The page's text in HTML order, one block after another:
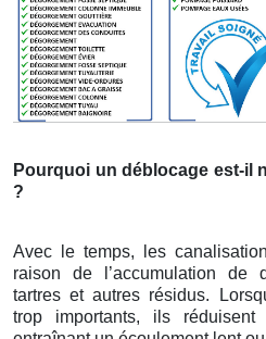
Pourquoi un déblocage est-il
?
Avec le temps, les
raison de l’accumulation de
tartres et autres résidus.
trop importants, ils